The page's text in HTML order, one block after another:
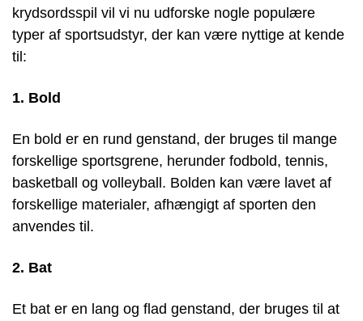
krydsordsspil vil vi nu udforske nogle populære
typer af sportsudstyr, der kan være nyttige at kende
til:
1. Bold
En bold er en rund genstand, der bruges til mange
forskellige sportsgrene, herunder fodbold, tennis,
basketball og volleyball. Bolden kan være lavet af
forskellige materialer, afhængigt af sporten den
anvendes til.
2. Bat
Et bat er en lang og flad genstand, der bruges til at